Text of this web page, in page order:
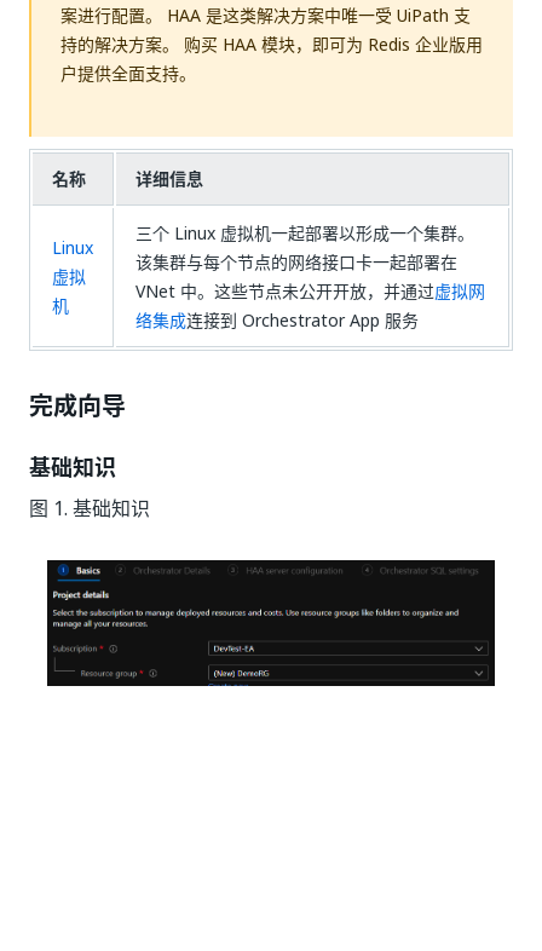
案进行配置。 HAA 是这类解决方案中唯一受 UiPath 支
持的解决方案。 购买 HAA 模块，即可为 Redis 企业版用
户提供全面支持。
名称 详细信息
Linux
虚拟
机
三个 Linux 虚拟机一起部署以形成一个集群。
该集群与每个节点的网络接口卡一起部署在
VNet 中。这些节点未公开开放，并通过虚拟网
络集成连接到 Orchestrator App 服务
完成向导
基础知识
图 1. 基础知识